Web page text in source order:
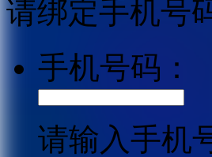
请绑定手机号
手机号码：
请输入手机